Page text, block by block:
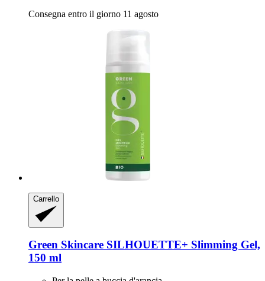
Consegna entro il giorno 11 agosto
Carrello
Green Skincare SILHOUETTE+ Slimming Gel,
150 ml